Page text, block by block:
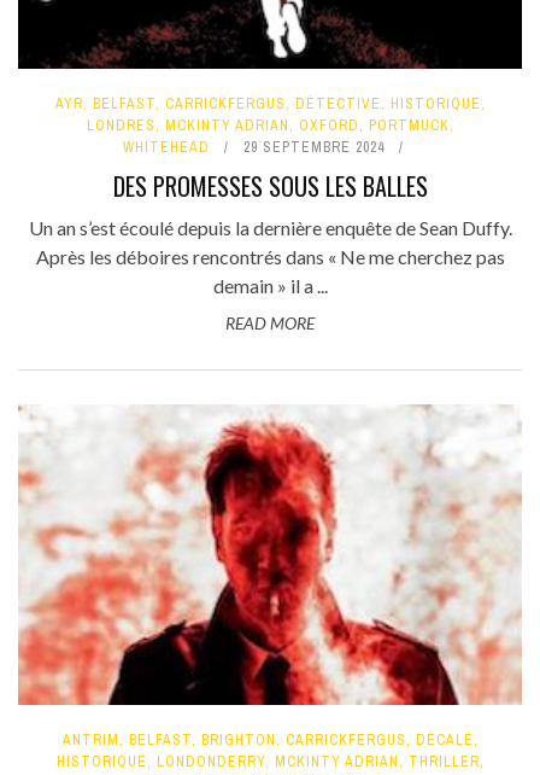
AYR, BELFAST, CARRICKFERGUS, DÉTECTIVE, HISTORIQUE,
LONDRES, MCKINTY ADRIAN, OXFORD, PORTMUCK,
WHITEHEAD
29 SEPTEMBRE 2024
DES PROMESSES SOUS LES BALLES
Un an s’est écoulé depuis la dernière enquête de Sean Duffy.
Après les déboires rencontrés dans « Ne me cherchez pas
demain » il a ...
READ MORE
ANTRIM, BELFAST, BRIGHTON, CARRICKFERGUS, DÉCALÉ,
HISTORIQUE, LONDONDERRY, MCKINTY ADRIAN, THRILLER,